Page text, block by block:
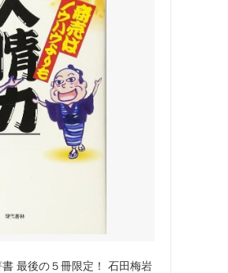
最後の５冊限定！ 石田梅岩